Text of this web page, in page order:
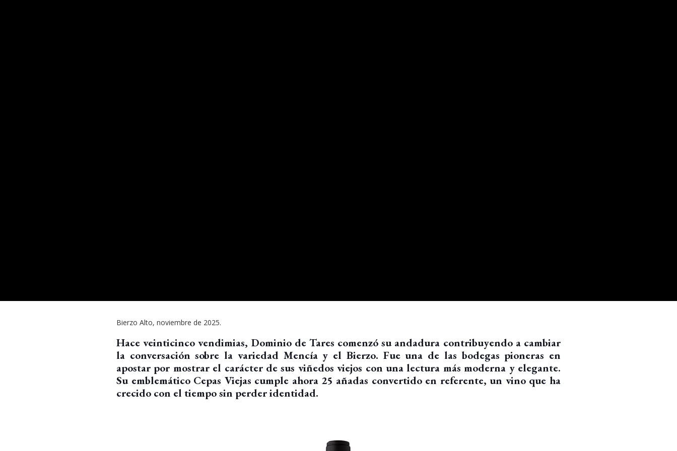
Bierzo Alto, noviembre de 2025.
Hace veinticinco vendimias, Dominio de Tares comenzó su andadura contribuyendo a cambiar
la conversación sobre la variedad Mencía y el Bierzo. Fue una de las bodegas pioneras en
apostar por mostrar el carácter de sus viñedos viejos con una lectura más moderna y elegante.
Su emblemático Cepas Viejas cumple ahora 25 añadas convertido en referente, un vino que ha
crecido con el tiempo sin perder identidad.